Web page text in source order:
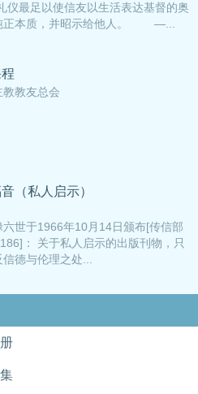
仪最足以使信友以生活表达基督的奥
正本质，并昭示给他人。 —...
教友总会
（私人启示）
世于1966年10月14日颁布[传信部
： 关于私人启示的出版刊物，只
德与伦理之处...